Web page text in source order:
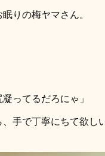
りの梅ヤマさん。
ってるだろにゃ」
、手で丁寧にちて欲し